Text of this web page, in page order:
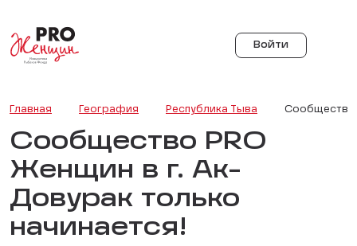
Войти
Главная География Республика Тыва Сообщество
Сообщество PRO
Женщин в г. Ак-
Довурак только
начинается!